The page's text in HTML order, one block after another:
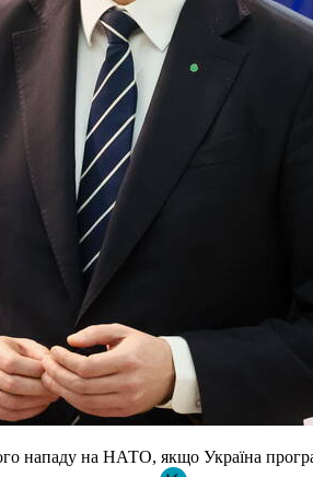
нападу на НАТО, якщо Україна